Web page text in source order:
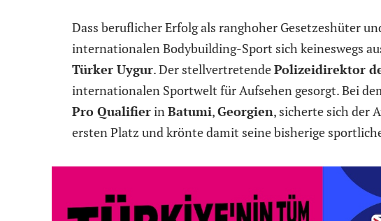
Dass beruflicher Erfolg als ranghoher Gesetzeshüter
internationalen Bodybuilding-Sport sich keineswegs
Türker Uygur. Der stellvertretendePolizeidirektor
internationalen Sportwelt für Aufsehen gesorgt. Bei
Pro QualifierinBatumi,Georgien, sicherte sich der
ersten Platz und krönte damit seine bisherige